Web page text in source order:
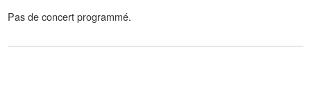
Pas de concert programmé.